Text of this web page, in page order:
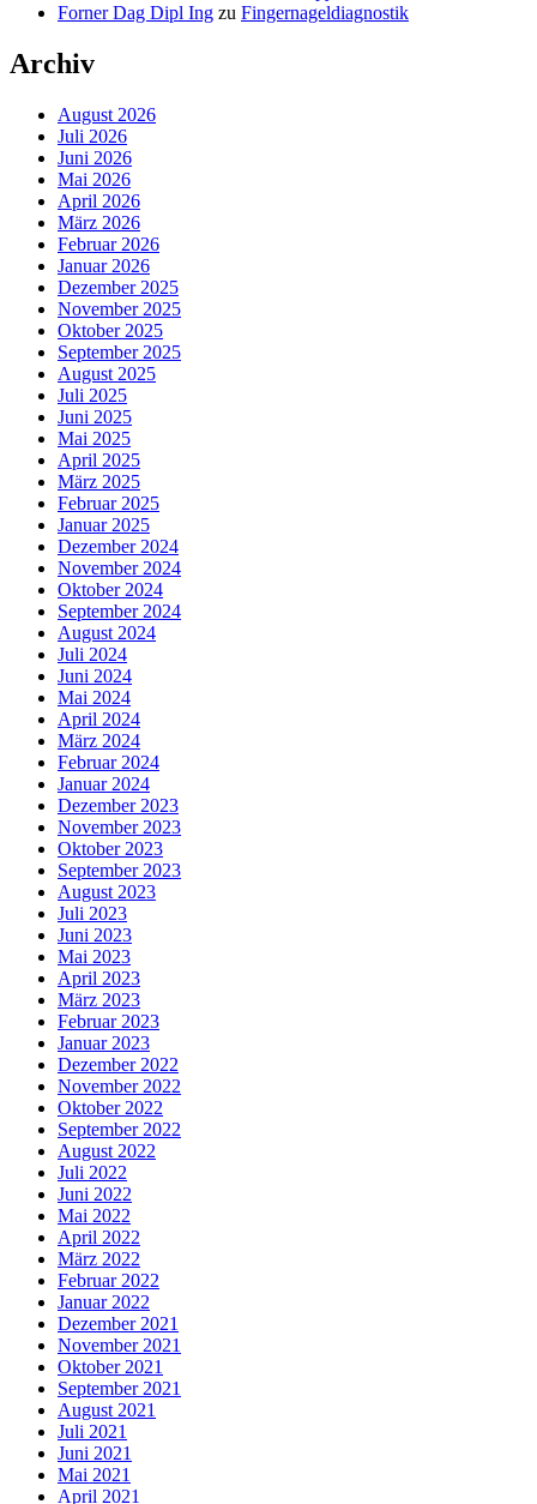
Forner Dag Dipl Ing zu Fingernageldiagnostik
Archiv
August 2026
Juli 2026
Juni 2026
Mai 2026
April 2026
März 2026
Februar 2026
Januar 2026
Dezember 2025
November 2025
Oktober 2025
September 2025
August 2025
Juli 2025
Juni 2025
Mai 2025
April 2025
März 2025
Februar 2025
Januar 2025
Dezember 2024
November 2024
Oktober 2024
September 2024
August 2024
Juli 2024
Juni 2024
Mai 2024
April 2024
März 2024
Februar 2024
Januar 2024
Dezember 2023
November 2023
Oktober 2023
September 2023
August 2023
Juli 2023
Juni 2023
Mai 2023
April 2023
März 2023
Februar 2023
Januar 2023
Dezember 2022
November 2022
Oktober 2022
September 2022
August 2022
Juli 2022
Juni 2022
Mai 2022
April 2022
März 2022
Februar 2022
Januar 2022
Dezember 2021
November 2021
Oktober 2021
September 2021
August 2021
Juli 2021
Juni 2021
Mai 2021
April 2021